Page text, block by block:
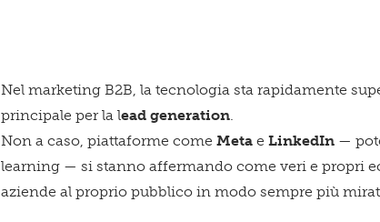
Nel marketing B2B, la tecnologia sta rapidamente
principale per la lead generation.
Non a caso, piattaforme comeMeta eLinkedIn —
learning — si stanno affermando come veri e propri
aziende al proprio pubblico in modo sempre più